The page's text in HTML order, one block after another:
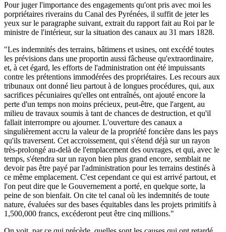
Pour juger l'importance des engagements qu'ont pris avec moi les
porpriétaires riverains du Canal des Pyrénées, il suffit de jeter les
yeux sur le paragraphe suivant, extrait du rapport fait au Roi par le
ministre de l'intérieur, sur la situation des canaux au 31 mars 1828.
"Les indemnités des terrains, bâtimens et usines, ont excédé toutes
les prévisions dans une proportin aussi fâcheuse qu'extraordinaire,
et, à cet égard, les efforts de l'administration ont été impuissants
contre les prétentions immodérées des propriétaires. Les recours aux
tribunaux ont donné lieu partout à de longues procédures, qui, aux
sacrifices pécuniaires qu'elles ont entraînés, ont ajouté encore la
perte d'un temps non moins précieux, peut-être, que l'argent, au
milieu de travaux soumis à tant de chances de destruction, et qu'il
fallait interrompre ou ajourner. L'ouverture des canaux a
singulièrement accru la valeur de la propriété foncière dans les pays
qu'ils traversent. Cet accroissement, qui s'étend déjà sur un rayon
très-prolongé au-delà de l'emplacement des ouvrages, et qui, avec le
temps, s'étendra sur un rayon bien plus grand encore, semblait ne
devoir pas être payé par l'administration pour les terrains destinés à
ce même emplacement. C'est cependant ce qui est arrivé partout, et
l'on peut dire que le Gouvernement a porté, en quelque sorte, la
peine de son bienfait. On cite tel canal où les indemnités de toute
nature, évaluées sur des bases équitables dans les projets primitifs à
1,500,000 francs, excéderont peut être cinq millions."